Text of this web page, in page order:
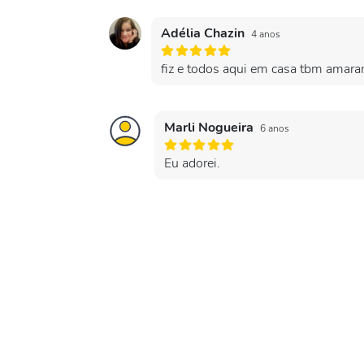
Adélia Chazin 4 anos
fiz e todos aqui em casa tbm
Marli Nogueira 6 anos
Eu adorei.